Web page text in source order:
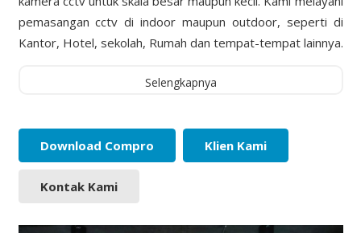
pemasangan cctv di indoor maupun outdoor, seperti di
Kantor, Hotel, sekolah, Rumah dan tempat-tempat lainnya.
Selengkapnya
Download Compro Klien Kami
Kontak Kami